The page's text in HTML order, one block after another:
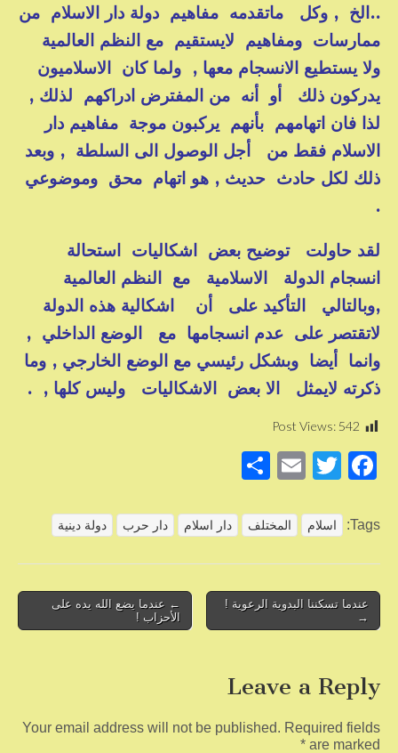
..الخ , وكل ماتقدمه مفاهيم دولة دار الاسلام من
ممارسات ومفاهيم لايستقيم مع النظم العالمية
ولا يستطيع الانسجام معها , ولما كان الاسلاميون
يدركون ذلك أو أنه من المفترض ادراكهم لذلك ,
لذا فان اتهامهم بأنهم يركبون موجة مفاهيم دار
الاسلام فقط من أجل الوصول الى السلطة , وبعد
ذلك لكل حادث حديث , هو اتهام محق وموضوعي
.
لقد حاولت توضيح بعض اشكاليات استحالة
انسجام الدولة الاسلامية مع النظم العالمية
,وبالتالي التأكيد على أن اشكالية هذه الدولة
لاتقتصر على عدم انسجامها مع الوضع الداخلي ,
وانما أيضا وبشكل رئيسي مع الوضع الخارجي , وما
ذكرته لايمثل الا بعض الاشكاليات وليس كلها , .
Post Views: 542
F
c
o
o
T
tt
E
ail
ar
Tags: اسلام المختلف دار اسلام دار حرب دولة دينية
Post
navigation
← عندما يضع الله يده على
الأحزاب !
عندما تسكننا البدوية الرعوية !
→
Leave a Reply
Your email address will not be published. Required fields
are marked
*